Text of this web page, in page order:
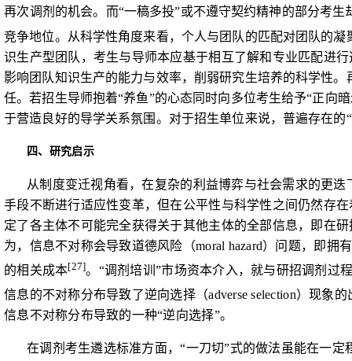
再次调剂 的机会。而“一稿多投”或不遵守契约精神的部分考
竞争地位。从科学性角度来看，个人与团队的匹配对团队的
识生产型团队，考生与导师本应基于相互了解和专业匹配进
影响团队知识生产的能力与效率，削弱研究生培养的科学性
任。若招生导师抱着“养鱼”的心态同时向多位考生给予“正向
于营造良好的导学关系氛围。对于招生单位来说，普遍存在
四、研究启示
从制度变迁视角看，在复杂的利益博弈与社会需求的更
手段不断进行适应性变革，但在公平性与科学性之间仍然存
定了各主体不可能完全获得关于其他主体的全部信息，即在
为，信息不对称会导致道德风险（moral hazard）问题，即拥
的相关成本[27]。“调剂培训”市场资本介入，就与研招调剂过
信息的不对称分布导致了逆向选择（adverse selection）现象的
信息不对称分布导致的一种“逆向选择”。
在调剂考生遴选标准方面，“一刀切”式的做法虽能在一